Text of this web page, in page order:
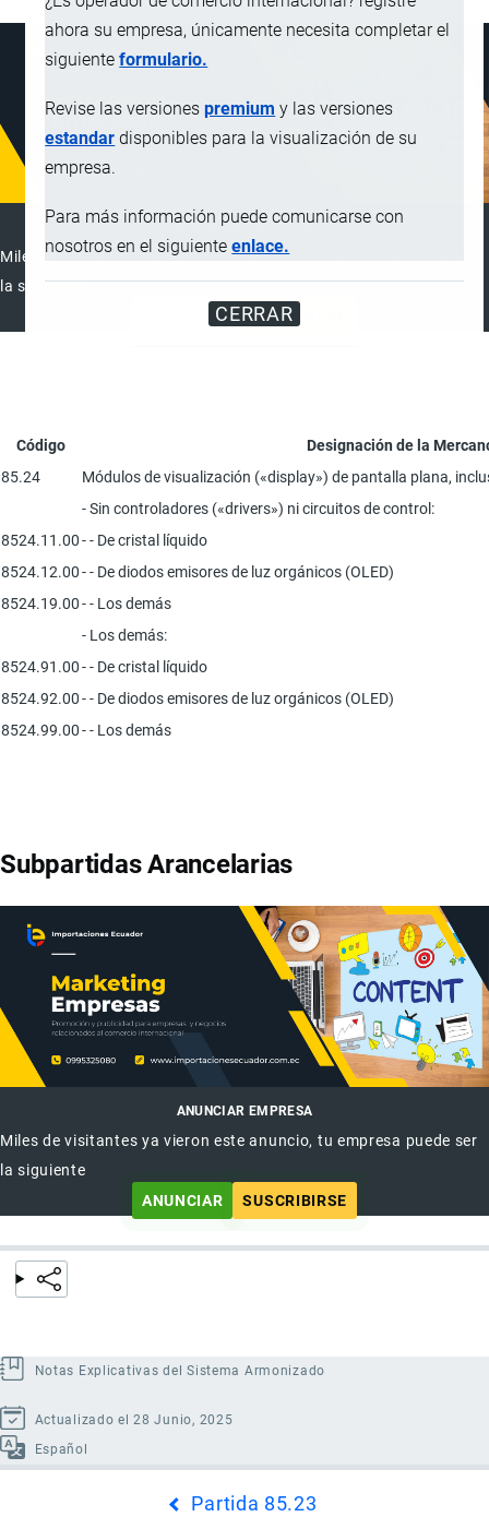
ahora su empresa, únicamente necesita completar el
siguienteformulario.
Revise las versionespremium y las versiones
estandar disponibles para la visualización de su
empresa.
Para más información puede comunicarse con
nosotros en el siguienteenlace.
CERRAR
ANUNCIAR EMPRESA
Miles de visitantes ya vieron este anuncio, tu empresa puede ser
la siguiente
ANUNCIAR
SUSCRIBIRSE
Código
Designación de la
85.24
Módulos de visualización («display») de pantalla plana,
- Sin controladores («drivers») ni circuitos de control:
8524.11.00- - De cristal líquido
8524.12.00- - De diodos emisores de luz orgánicos (OLED)
8524.19.00- - Los demás
- Los demás:
8524.91.00- - De cristal líquido
8524.92.00- - De diodos emisores de luz orgánicos (OLED)
8524.99.00- - Los demás
Subpartidas Arancelarias
ANUNCIAR EMPRESA
Miles de visitantes ya vieron este anuncio, tu empresa puede ser
la siguiente
ANUNCIAR
SUSCRIBIRSE
Notas Explicativas del Sistema Armonizado
Actualizado el 28 Junio, 2025
Español
Partida 85.23